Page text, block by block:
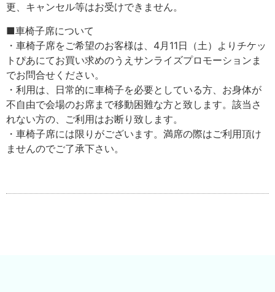
更、キャンセル等はお受けできません。
■車椅子席について
・車椅子席をご希望のお客様は、4月11日（土）よりチケッ
トぴあにてお買い求めのうえサンライズプロモーションま
でお問合せください。
・利用は、日常的に車椅子を必要としている方、お身体が
不自由で会場のお席まで移動困難な方と致します。該当さ
れない方の、ご利用はお断り致します。
・車椅子席には限りがございます。満席の際はご利用頂け
ませんのでご了承下さい。